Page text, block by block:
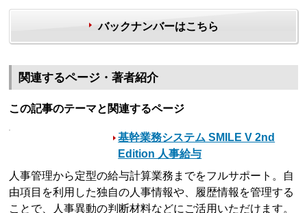
バックナンバーはこちら
関連するページ・著者紹介
この記事のテーマと関連するページ
基幹業務システム SMILE V 2nd
Edition 人事給与
人事管理から定型の給与計算業務までをフルサポート。自
由項目を利用した独自の人事情報や、履歴情報を管理する
ことで、人事異動の判断材料などにご活用いただけます。